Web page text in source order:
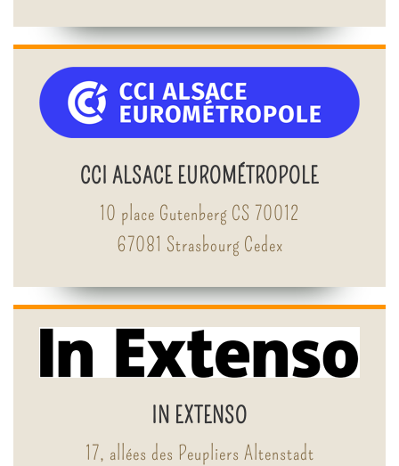
CCI ALSACE EUROMÉTROPOLE
10 place Gutenberg CS 70012
67081 Strasbourg Cedex
IN EXTENSO
17, allées des Peupliers Altenstadt